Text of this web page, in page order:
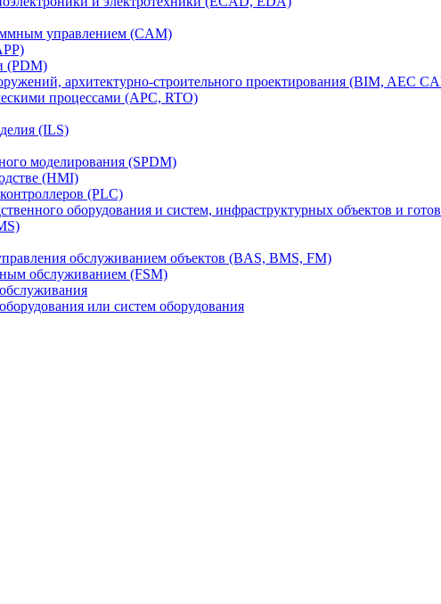
управлением (CAM)
(PDM)
архитектурно-строительного проектирования (BIM, AEC
процессами (APC, RTO)
(ILS)
моделирования (SPDM)
(HMI)
(PLC)
оборудования и систем, инфраструктурных объектов и
обслуживанием объектов (BAS, BMS, FM)
обслуживанием (FSM)
или систем оборудования